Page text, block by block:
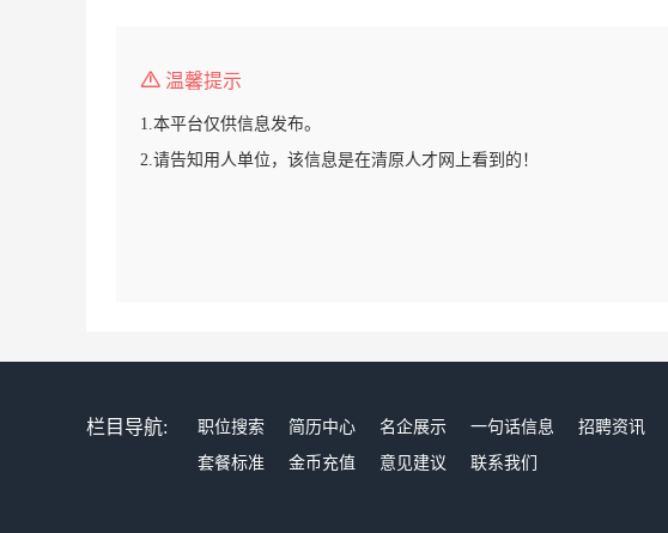
温馨提示
1.本平台仅供信息发布。
2.请告知用人单位，该信息是在清原人才网上看到的！
栏目导航: 职位搜索 简历中心 名企展示 一句话信息 招聘资讯
套餐标准
金币充值 意见建议 联系我们